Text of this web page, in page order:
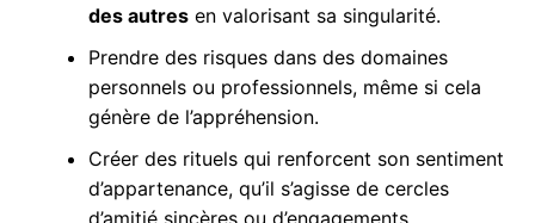
des autresen valorisant sa singularité.
Prendre des risques dans des domaines
personnels ou professionnels, même si cela
génère de l’appréhension.
Créer des rituels qui renforcent son sentiment
d’appartenance, qu’il s’agisse de cercles